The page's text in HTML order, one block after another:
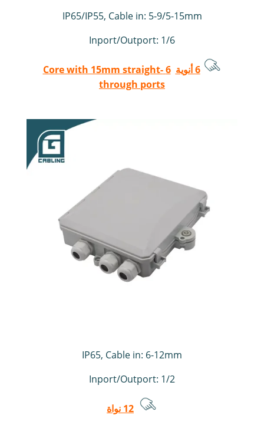
IP65/IP55, Cable in: 5-9/5-15mm
Inport/Outport: 1/6
6 أنوية
6 Core with 15mm straight-
through ports
IP65, Cable in: 6-12mm
Inport/Outport: 1/2
12 نواة